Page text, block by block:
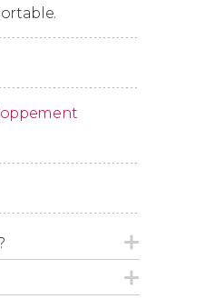
de 5 kilomètres
vous